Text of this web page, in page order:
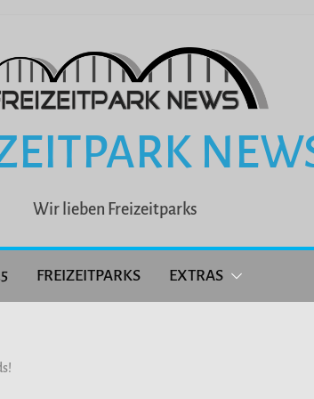
Wir lieben Freizeitparks
FREIZEITPARKS EXTRAS